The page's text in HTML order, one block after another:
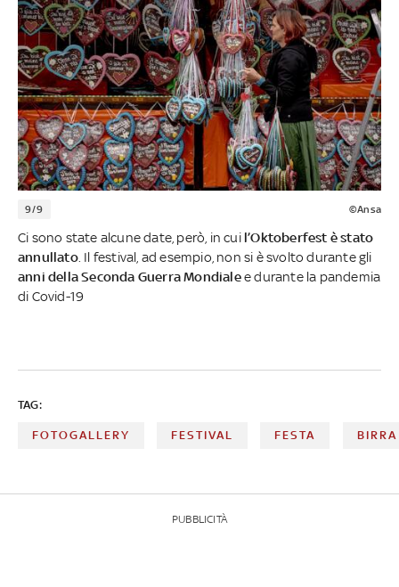
9/9 ©Ansa
Ci sono state alcune date, però, in cui l’Oktoberfest è stato
annullato. Il festival, ad esempio, non si è svolto durante gli
anni della Seconda Guerra Mondialee durante la pandemia
di Covid-19
TAG:
FOTOGALLERY FESTIVAL FESTA BIRRA
PUBBLICITÀ